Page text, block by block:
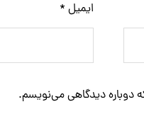
ایمیل *
دوباره دیدگاهی می‌نویسم.